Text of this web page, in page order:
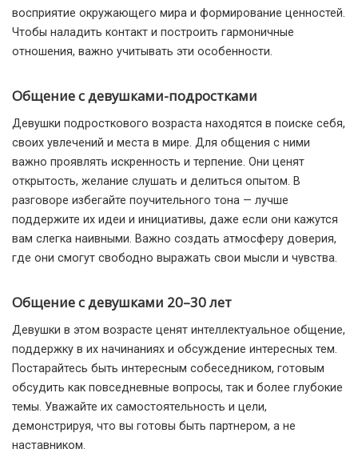
восприятие окружающего мира и формирование ценностей.
Чтобы наладить контакт и построить гармоничные
отношения, важно учитывать эти особенности.
Общение с девушками-подростками
Девушки подросткового возраста находятся в поиске себя,
своих увлечений и места в мире. Для общения с ними
важно проявлять искренность и терпение. Они ценят
открытость, желание слушать и делиться опытом. В
разговоре избегайте поучительного тона — лучше
поддержите их идеи и инициативы, даже если они кажутся
вам слегка наивными. Важно создать атмосферу доверия,
где они смогут свободно выражать свои мысли и чувства.
Общение с девушками 20–30 лет
Девушки в этом возрасте ценят интеллектуальное общение,
поддержку в их начинаниях и обсуждение интересных тем.
Постарайтесь быть интересным собеседником, готовым
обсудить как повседневные вопросы, так и более глубокие
темы. Уважайте их самостоятельность и цели,
демонстрируя, что вы готовы быть партнером, а не
наставником.